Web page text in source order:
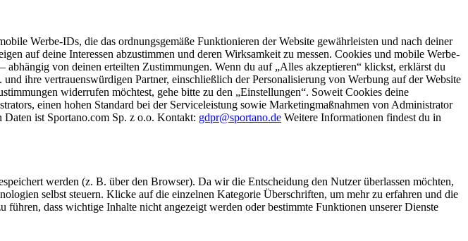
Werbe-IDs, die das ordnungsgemäße Funktionieren der Website gewährleisten und nach deiner
auf deine Interessen abzustimmen und deren Wirksamkeit zu messen. Cookies und mobile Werbe-
von deinen erteilten Zustimmungen. Wenn du auf „Alles akzeptieren“ klickst, erklärst du
ihre vertrauenswürdigen Partner, einschließlich der Personalisierung von Werbung auf der Website
widerrufen möchtest, gehe bitte zu den „Einstellungen“. Soweit Cookies deine
einen hohen Standard bei der Serviceleistung sowie Marketingmaßnahmen von Administrator
Daten ist Sportano.com Sp. z o.o. Kontakt: gdpr@sportano.de Weitere Informationen findest du in
werden (z. B. über den Browser). Da wir die Entscheidung den Nutzer überlassen möchten,
selbst steuern. Klicke auf die einzelnen Kategorie Überschriften, um mehr zu erfahren und die
dass wichtige Inhalte nicht angezeigt werden oder bestimmte Funktionen unserer Dienste